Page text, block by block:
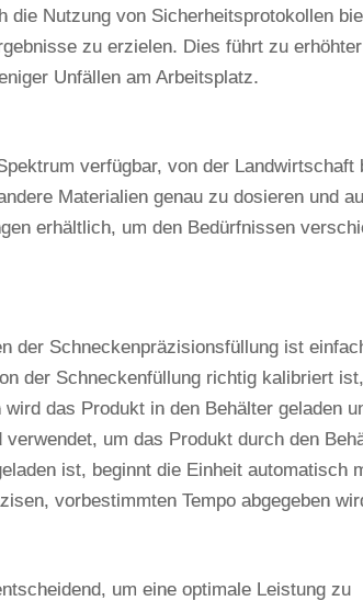
die Nutzung von Sicherheitsprotokollen
zu erzielen. Dies führt zu erhöhter
Unfällen am Arbeitsplatz.
verfügbar, von der Landwirtschaft
Materialien genau zu dosieren und
erhältlich, um den Bedürfnissen
der Schneckenpräzisionsfüllung ist
der Schneckenfüllung richtig kalibriert
das Produkt in den Behälter geladen
um das Produkt durch den
ist, beginnt die Einheit automatisch
vorbestimmten Tempo abgegeben
um eine optimale Leistung zu